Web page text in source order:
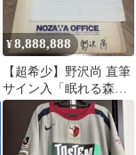
¥8,888,888
【超希少】野沢尚 直筆
サイン入「眠れる森」
ドラマ企画書（フジテ
レビP宛）